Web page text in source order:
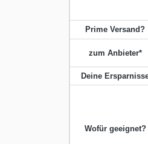
Prime Versand?
zum Anbieter*
Deine
Wofür geeignet?